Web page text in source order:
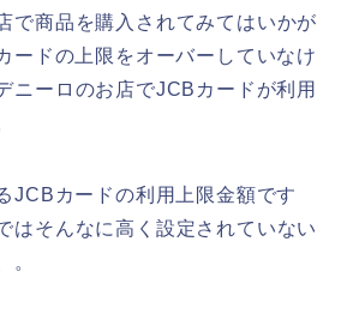
で商品を購入されてみてはいかが
ードの上限をオーバーしていなけ
ニーロのお店でJCBカードが利用
JCBカードの利用上限金額です
はそんなに高く設定されていない
。